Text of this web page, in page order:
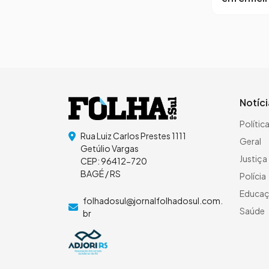
Rua Luiz Carlos Prestes 1111
Getúlio Vargas
CEP: 96412-720
BAGÉ / RS
folhadosul@jornalfolhadosul.com.
br
Política
Geral
Justiça
Polícia
Saúde